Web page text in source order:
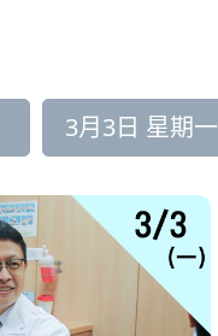
3月3日 星期一